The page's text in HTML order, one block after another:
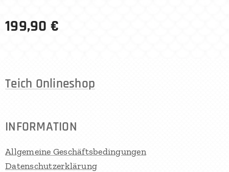
199,90 €
Teich Onlineshop
INFORMATION
Allgemeine Geschäftsbedingungen
Datenschutzerklärung